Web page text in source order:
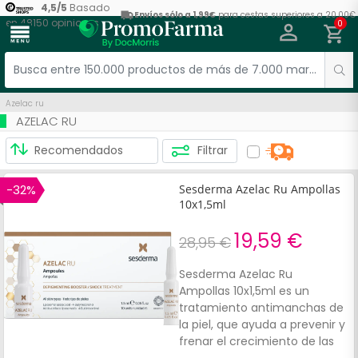
4,5/5 Basado
en48150 opiniones
Envíos sólo a 1,99€para cestas superiores a 20,00€
menu 0
Azelac ru
AZELAC RU
Filtrar
-32%
Sesderma Azelac Ru Ampollas
10x1,5ml
28,95 €19,59 €
Sesderma Azelac Ru
Ampollas 10x1,5ml es un
tratamiento antimanchas de
la piel, que ayuda a prevenir y
frenar el crecimiento de las